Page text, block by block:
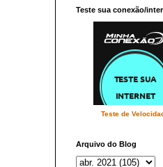
Teste sua conexão/
Teste de
Arquivo do Blog